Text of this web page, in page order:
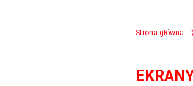
Strona główna